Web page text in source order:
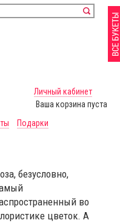
Личный кабинет
Ваша корзина пуста
Подарки
безусловно,
во
цветок. А